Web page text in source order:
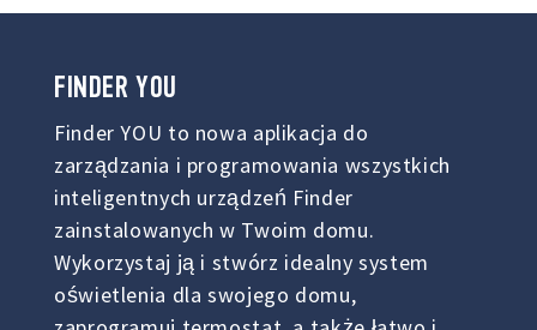
FINDERYOU
Finder YOU to nowa aplikacja do
zarządzania i programowania wszystkich
inteligentnych urządzeń Finder
zainstalowanych w Twoim domu.
Wykorzystaj ją i stwórz idealny system
oświetlenia dla swojego domu,